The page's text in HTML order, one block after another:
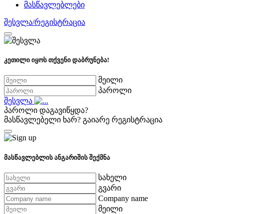
მასწავლებლები
შესვლა/რეგისტრაცია
კეთილი იყოს თქვენი დაბრუნება!
მეილი
პაროლი
შესვლა
პაროლი დაგავიწყდა?
მასწავლებელი ხარ? გაიარე რეგისტრაცია
მასწავლებლის ანგარიშის შექმნა
სახელი
გვარი
Company name
მეილი